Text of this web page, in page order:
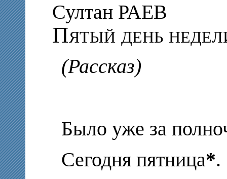
Султан РАЕВ
Пятый день
(Рассказ)
Было уже за
Сегодня пятница*.